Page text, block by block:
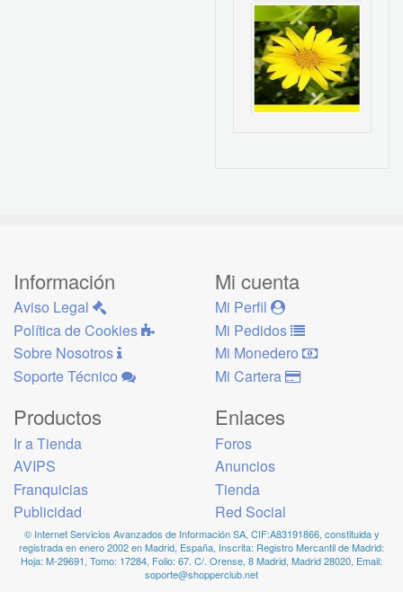
Información
Aviso Legal
Política de Cookies
Sobre Nosotros
Soporte Técnico
Mi cuenta
Mi Perfil
Mi Pedidos
Mi Monedero
Mi Cartera
Productos
Ir a Tienda
AVIPS
Franquicias
Publicidad
Enlaces
Foros
Anuncios
Tienda
Red Social
© Internet Servicios Avanzados de Información SA, CIF:A83191866, constituida y
registrada en enero 2002 en Madrid, España, Inscrita: Registro Mercantil de Madrid:
Hoja: M-29691, Tomo: 17284, Folio: 67. C/. Orense, 8 Madrid, Madrid 28020, Email:
soporte@shopperclub.net